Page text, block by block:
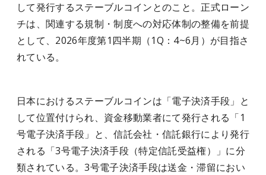
して発行するステーブルコインとのこと。正式ローン
チは、関連する規制・制度への対応体制の整備を前提
として、2026年度第1四半期（1Q：4~6月）が目指さ
れている。
日本におけるステーブルコインは「電子決済手段」と
して位置付けられ、資金移動業者にて発行される「1
号電子決済手段」と、信託会社・信託銀行により発行
される「3号電子決済手段（特定信託受益権）」に分
類されている。3号電子決済手段は送金・滞留におい